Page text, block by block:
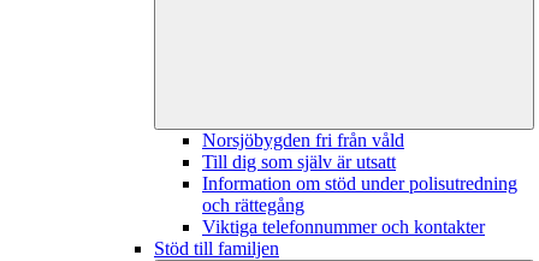
Norsjöbygden fri från våld
Till dig som själv är utsatt
Information om stöd under polisutredning
och rättegång
Viktiga telefonnummer och kontakter
Stöd till familjen